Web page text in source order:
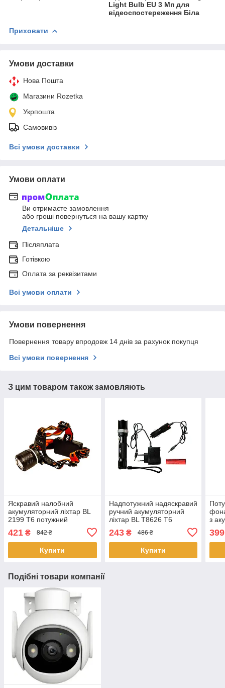
Light Bulb EU 3 Мп для
відеоспостереження Біла
Приховати
Умови доставки
Нова Пошта
Магазини Rozetka
Укрпошта
Самовивіз
Всі умови доставки
Умови оплати
Ви отримаєте замовлення
або гроші повернуться на вашу картку
Детальніше
Післяплата
Готівкою
Оплата за реквізитами
Всі умови оплати
Умови повернення
Повернення товару впродовж 14 днів за рахунок покупця
Всі умови повернення
З цим товаром також замовляють
Яскравий налобний
акумуляторний ліхтар BL
2199 T6 потужний
ліхтарик на голову Zoom
2х18650
421 ₴ 842 ₴
Купити
Надпотужний надяскравий
ручний акумуляторний
ліхтар BL T8626 T6
Zoom 18650
243₴ 486 ₴
Купити
з
399
Подібні товари компанії